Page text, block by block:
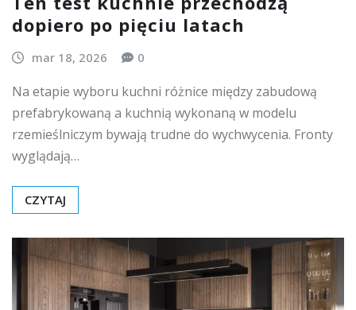
dopiero po pięciu latach
mar 18, 2026 0
Na etapie wyboru kuchni różnice między zabudową
prefabrykowaną a kuchnią wykonaną w modelu
rzemieślniczym bywają trudne do wychwycenia. Fronty
wyglądają…
CZYTAJ